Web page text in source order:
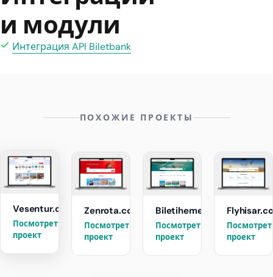
и модули
Интеграция API Biletbank
ПОХОЖИЕ ПРОЕКТЫ
Vesentur.com
Посмотреть
проект
Zenrota.com
Посмотреть
проект
Biletihemenal.com
Посмотреть
проект
проект